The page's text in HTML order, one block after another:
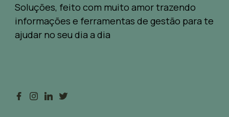
Soluções, feito com muito amor trazendo
informações e ferramentas de gestão para te
ajudar no seu dia a dia